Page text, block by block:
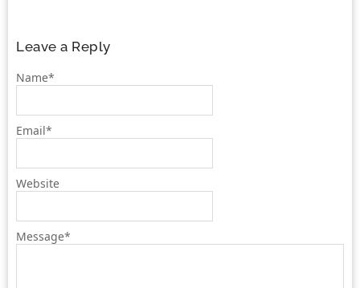
Leave a Reply
Message*
Name*
Email*
Website